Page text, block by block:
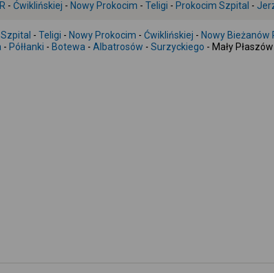
- Ćwiklińskiej - Nowy Prokocim - Teligi - Prokocim Szpital -
- Teligi - Nowy Prokocim - Ćwiklińskiej - Nowy Bieżanów
- Półłanki - Botewa - Albatrosów - Surzyckiego - Mały